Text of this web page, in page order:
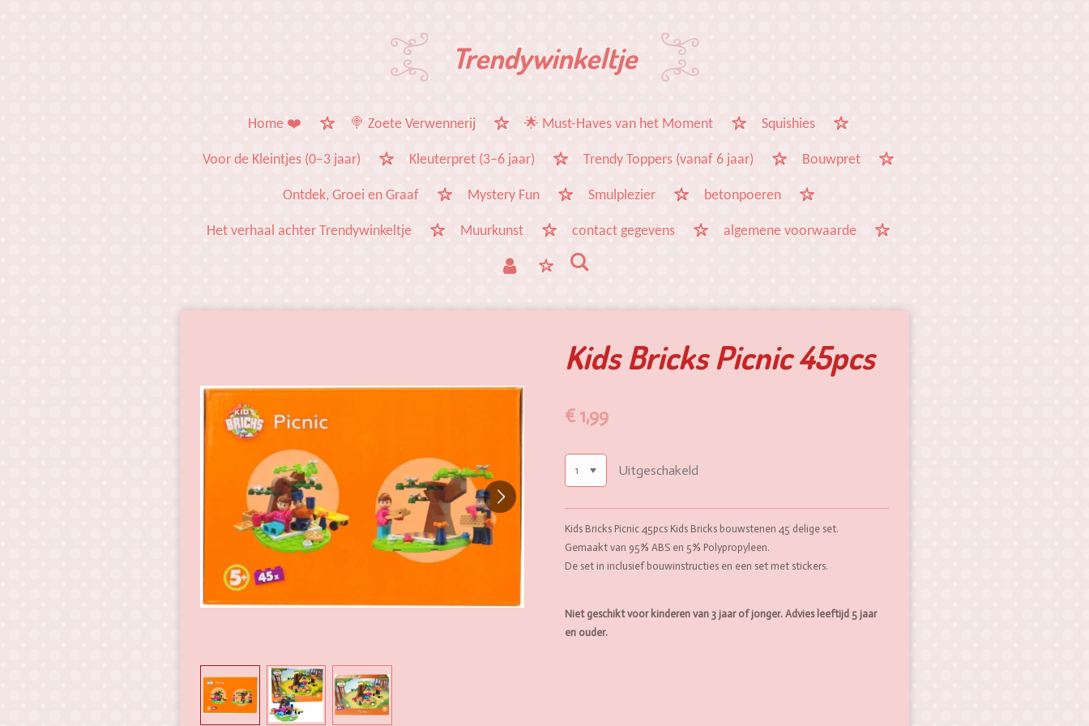
Trendywinkeltje
Home ❤️ 🍭 Zoete Verwennerij 🌟 Must-Haves van het Moment Squishies
Voor de Kleintjes (0–3 jaar) Kleuterpret (3–6 jaar) Trendy Toppers (vanaf 6 jaar) Bouwpret
Ontdek, Groei en Graaf Mystery Fun Smulplezier betonpoeren
Het verhaal achter Trendywinkeltje Muurkunst contact gegevens algemene voorwaarde
Kids Bricks Picnic 45pcs
€ 1,99
Uitgeschakeld
Kids Bricks Picnic 45pcs Kids Bricks bouwstenen 45 delige set.
Gemaakt van 95% ABS en 5% Polypropyleen.
De set in inclusief bouwinstructies en een set met stickers.
Niet geschikt voor kinderen van 3 jaar of jonger. Advies leeftijd 5 jaar
en ouder.